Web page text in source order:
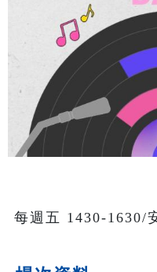
每週五 1430-1630/